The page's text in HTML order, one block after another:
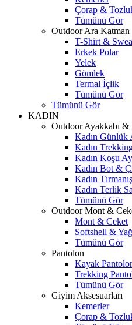
Çorap &
Tümünü Gör
Outdoor Ara Katman
T-Shirt &
Erkek Polar
Yelek
Gömlek
Termal İçlik
Tümünü Gör
Tümünü Gör
KADIN
Outdoor Ayakkabı &
Kadın Günlük
Kadın
Kadın Koşu
Kadın Bot &
Kadın
Kadın Terlik
Tümünü Gör
Outdoor Mont &
Mont & Ceket
Softshell &
Tümünü Gör
Pantolon
Kayak
Trekking
Tümünü Gör
Giyim Aksesuarları
Kemerler
Çorap &